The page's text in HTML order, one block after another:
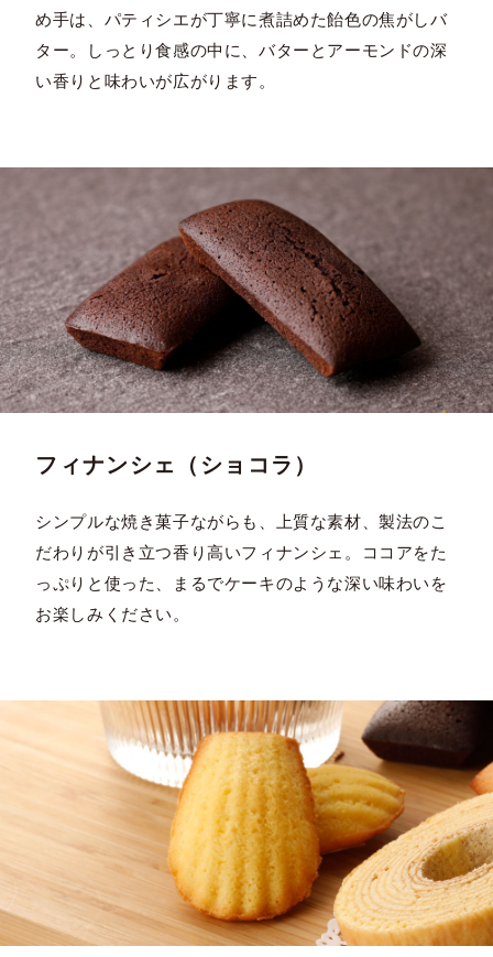
め手は、パティシエが丁寧に煮詰めた飴色の焦がしバ
ター。しっとり食感の中に、バターとアーモンドの深
い香りと味わいが広がります。
フィナンシェ（ショコラ）
シンプルな焼き菓子ながらも、上質な素材、製法のこ
だわりが引き立つ香り高いフィナンシェ。ココアをた
っぷりと使った、まるでケーキのような深い味わいを
お楽しみください。